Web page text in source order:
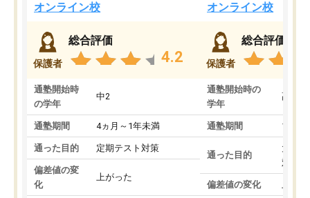
オンライン校
保護者
総合評価
4.2
通塾開始時
の学年
中2
通塾期間 4ヵ月～1年未満
通った目的 定期テスト対策
偏差値の変
化
上がった
オンライン校
保護者
総合評価
通塾開始時の
学年
高3
通塾期間 1～3
通った目的
大学
対策
偏差値の変化 上が